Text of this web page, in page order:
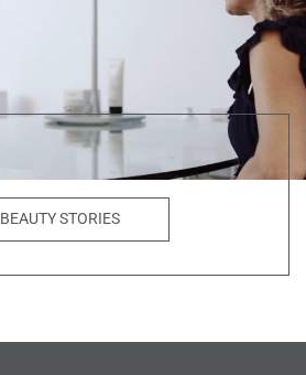
BEAUTY STORIES